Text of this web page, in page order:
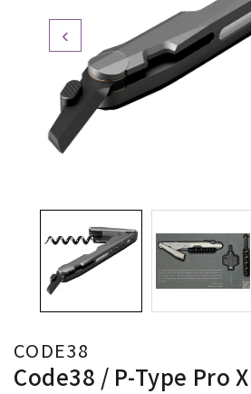
‹
CODE38
Code38 / P-Type Pro X